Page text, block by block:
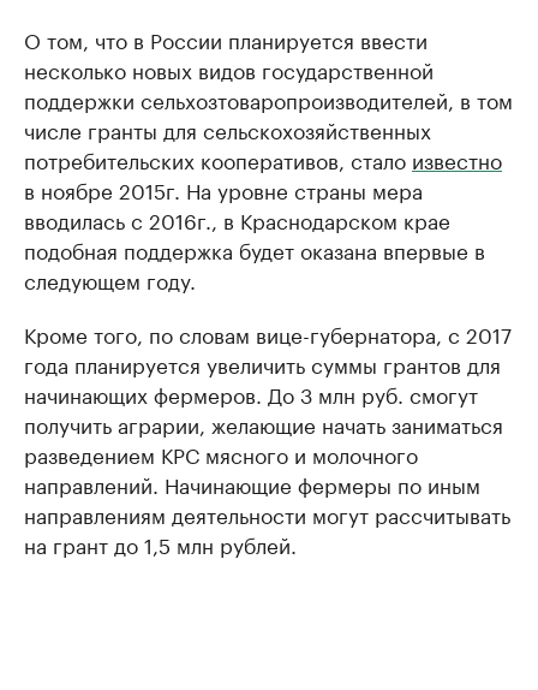
О том, что в России планируется ввести
несколько новых видов государственной
поддержки сельхозтоваропроизводителей, в том
числе гранты для сельскохозяйственных
потребительских кооперативов, стало известно
в ноябре 2015г. На уровне страны мера
вводилась с 2016г., в Краснодарском крае
подобная поддержка будет оказана впервые в
следующем году.
Кроме того, по словам вице-губернатора, с 2017
года планируется увеличить суммы грантов для
начинающих фермеров. До 3 млн руб. смогут
получить аграрии, желающие начать заниматься
разведением КРС мясного и молочного
направлений. Начинающие фермеры по иным
направлениям деятельности могут рассчитывать
на грант до 1,5 млн рублей.